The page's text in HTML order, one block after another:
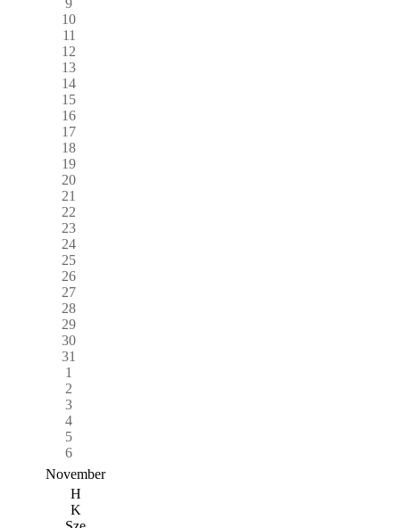
10
11
12
13
14
15
16
17
18
19
20
21
22
23
24
25
26
27
28
29
30
31
1
2
3
4
5
6
November
H
K